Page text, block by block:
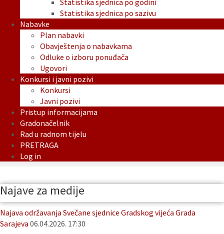
Statistika sjednica po godini
Statistika sjednica po sazivu
Nabavke
Plan nabavki
Obavještenja o nabavkama
Odluke o izboru ponuđača
Ugovori
Konkursi i javni pozivi
Konkursi
Javni pozivi
Pristup informacijama
Gradonačelnik
Rad u radnom tijelu
PRETRAGA
Log in
Najave za medije
Najava održavanja Svečane sjednice Gradskog vijeća Grada
Sarajeva 06.04.2026. 17:30